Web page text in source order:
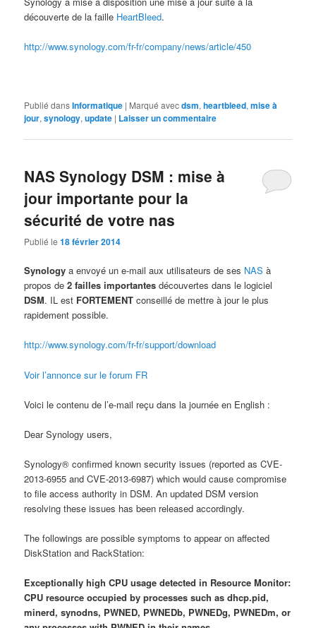
découverte de la faille HeartBleed.
http://www.synology.com/fr-fr/company/news/article/450
Publié dansInformatique | Marqué avecdsm,heartbleed,mise à
jour,synology,update | Laisser un commentaire
NAS Synology DSM : mise à
jour importante pour la
sécurité de votre nas
Publié le18 février 2014
Synology a envoyé un e-mail aux utilisateurs de ses NAS à
propos de2 failles importantes découvertes dans le logiciel
DSM. IL est FORTEMENT conseillé de mettre à jour le plus
rapidement possible.
http://www.synology.com/fr-fr/support/download
Voir l’annonce sur le forum FR
Voici le contenu de l’e-mail reçu dans la journée en English :
Dear Synology users,
Synology® confirmed known security issues (reported as CVE-
2013-6955 and CVE-2013-6987) which would cause compromise
to file access authority in DSM. An updated DSM version
resolving these issues has been released accordingly.
The followings are possible symptoms to appear on affected
DiskStation and RackStation:
Exceptionally high CPU usage detected in Resource Monitor:
CPU resource occupied by processes such as dhcp.pid,
minerd, synodns, PWNED, PWNEDb, PWNEDg, PWNEDm, or